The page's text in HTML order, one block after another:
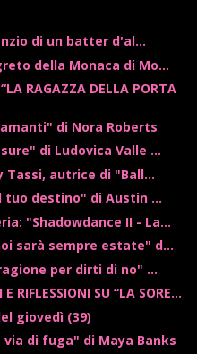
di un batter d'al...
della Monaca di Mo...
“LA RAGAZZA DELLA PORTA
di Nora Roberts
di Ludovica Valle ...
Tassi, autrice di "Ball...
tuo destino" di Austin ...
"Shadowdance II - La...
sarà sempre estate" d...
per dirti di no" ...
RIFLESSIONI SU “LA SORE...
giovedì (39)
di fuga" di Maya Banks